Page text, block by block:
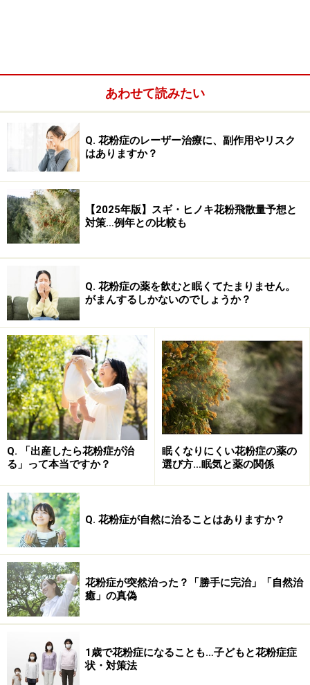
見違ったもので、アレルギー反応を起こす部分が非常に
似ているために、同じようなアレルギー反応を起こして
しまう可能性のある構造を持つことを言います。生野菜
や生果物で症状が出やすく、処理すると症状が軽くなる
ことがあります。
花粉症との関連が言われています。口腔アレルギー症候
群について、詳しくは「口腔アレルギー症候群とは？治
療と対策」をご覧下さい。
■喘息・気管支喘息
口から肺までの経路である気管・気管支。この気管支が
狭くなってしまう病気です。アレルギーを起こす物質で
あるアレルゲンが口から気管支に入ってくると、体が異
物と認識して排除しようとします。この時、体に入らな
いようにするために、気管支にある平滑筋という筋肉が
収縮します。その結果、気管支の内腔に近い粘膜（ねん
まく）がむくんでしまい、その周りに痰がつきます。こ
れは、痰と一緒に異物を出そうとするためです。
これが原因で、気管支の内腔が狭くなり、ヒューヒュ
ー、ゼイゼイといった空気が狭い所を通る音がします。
この音を「喘鳴（ぜんめい）」と呼び、症状を「喘息発
作（ぜんそくほっさ）」と呼んでいます。喘息につい
て、詳しくは「
花粉症と気管支喘息は合併しやすく、子どもで多く見ら
れます。花粉の大きさでは気道まで行かないとされてい
ましたが、スギ花粉の表面の一部が気道に入って喘息を
起こすスギ花粉気管支喘息があります。気管支喘息の患
者がスギ花粉飛散時期に悪化することも言われており、
あわせて読みたい
Q. 花粉症のレーザー治療に、副作用やリスク
はありますか？
【2025年版】スギ・ヒノキ花粉飛散量予想と
対策…例年との比較も
Q. 花粉症の薬を飲むと眠くてたまりません。
がまんするしかないのでしょうか？
Q. 「出産したら花粉症が治
る」って本当ですか？
眠くなりにくい花粉症の薬の
選び方…眠気と薬の関係
Q. 花粉症が自然に治ることはありますか？
花粉症が突然治った？「勝手に完治」「自然治
癒」の真偽
1歳で花粉症になることも…子どもと花粉症症
状・対策法